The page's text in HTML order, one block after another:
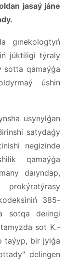
jasaý jáne
gınekologtyń
júktiligi týraly
sotta qamaýǵa
úshin
usynylǵan
satydaǵy
negizinde
qamaýǵa
daıyndap,
385-
sotqa deıingi
sot K.-
taýyp, bir jylǵa
delingen